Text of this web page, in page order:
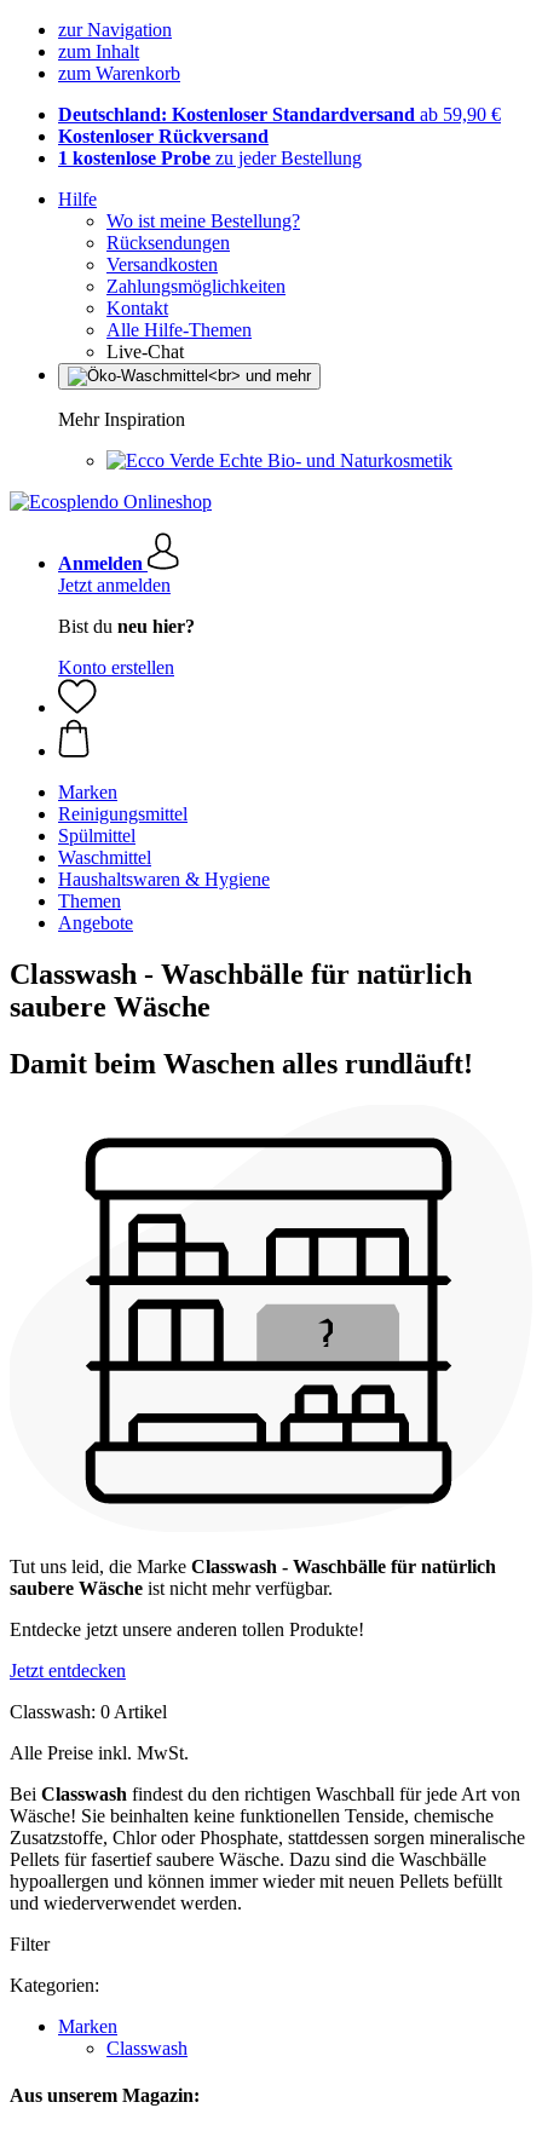
zur Navigation
zum Inhalt
zum Warenkorb
Deutschland: Kostenloser Standardversand ab 59,90 €
Kostenloser Rückversand
1 kostenlose Probe zu jeder Bestellung
Hilfe
Wo ist meine Bestellung?
Rücksendungen
Versandkosten
Zahlungsmöglichkeiten
Kontakt
Alle Hilfe-Themen
Live-Chat
Mehr Inspiration
Echte Bio- und Naturkosmetik
Anmelden
Jetzt anmelden
Bist du neu hier?
Konto erstellen
Marken
Reinigungsmittel
Spülmittel
Waschmittel
Haushaltswaren & Hygiene
Themen
Angebote
Classwash - Waschbälle für natürlich
saubere Wäsche
Damit beim Waschen alles rundläuft!
Tut uns leid, die Marke Classwash - Waschbälle für natürlich
saubere Wäsche ist nicht mehr verfügbar.
Entdecke jetzt unsere anderen tollen Produkte!
Jetzt entdecken
Classwash: 0 Artikel
Alle Preise inkl. MwSt.
Bei Classwash findest du den richtigen Waschball für jede Art von
Wäsche! Sie beinhalten keine funktionellen Tenside, chemische
Zusatzstoffe, Chlor oder Phosphate, stattdessen sorgen mineralische
Pellets für fasertief saubere Wäsche. Dazu sind die Waschbälle
hypoallergen und können immer wieder mit neuen Pellets befüllt
und wiederverwendet werden.
Filter
Kategorien:
Marken
Classwash
Aus unserem Magazin: